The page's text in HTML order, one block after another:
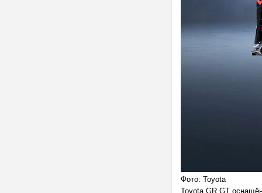
Фото: Toyota
Toyota GR GT